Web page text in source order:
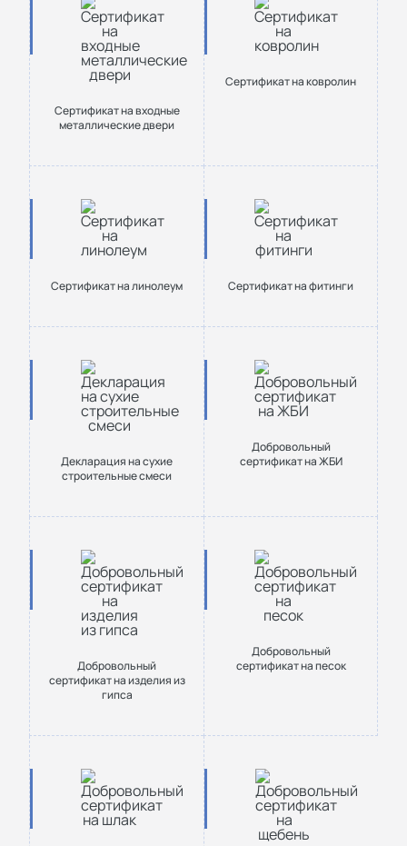
Сертификат на входные
металлические двери
Cертификат на ковролин
Cертификат на линолеум Cертификат на фитинги
Декларация на сухие
строительные смеси
Добровольный
сертификат на ЖБИ
Добровольный
сертификат на изделия из
гипса
Добровольный
сертификат на песок